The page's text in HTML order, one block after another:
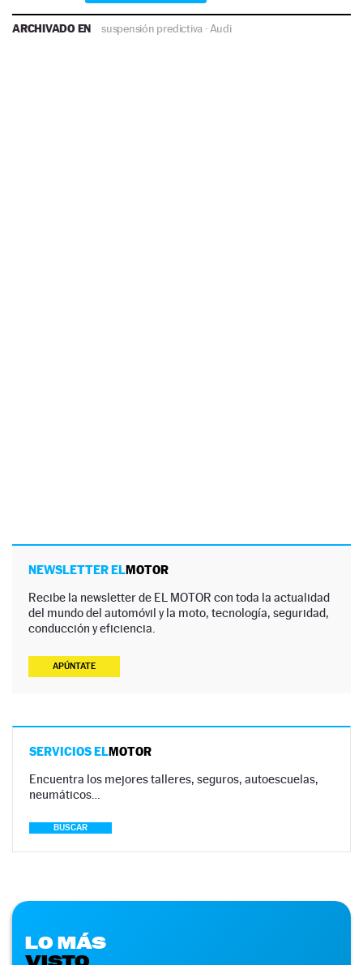
ARCHIVADO EN suspensión predictiva · Audi
NEWSLETTER ELMOTOR
Recibe la newsletter de EL MOTOR con toda la actualidad
del mundo del automóvil y la moto, tecnología, seguridad,
conducción y eficiencia.
APÚNTATE
SERVICIOS ELMOTOR
Encuentra los mejores talleres, seguros, autoescuelas,
neumáticos…
BUSCAR
LO MÁS
VISTO